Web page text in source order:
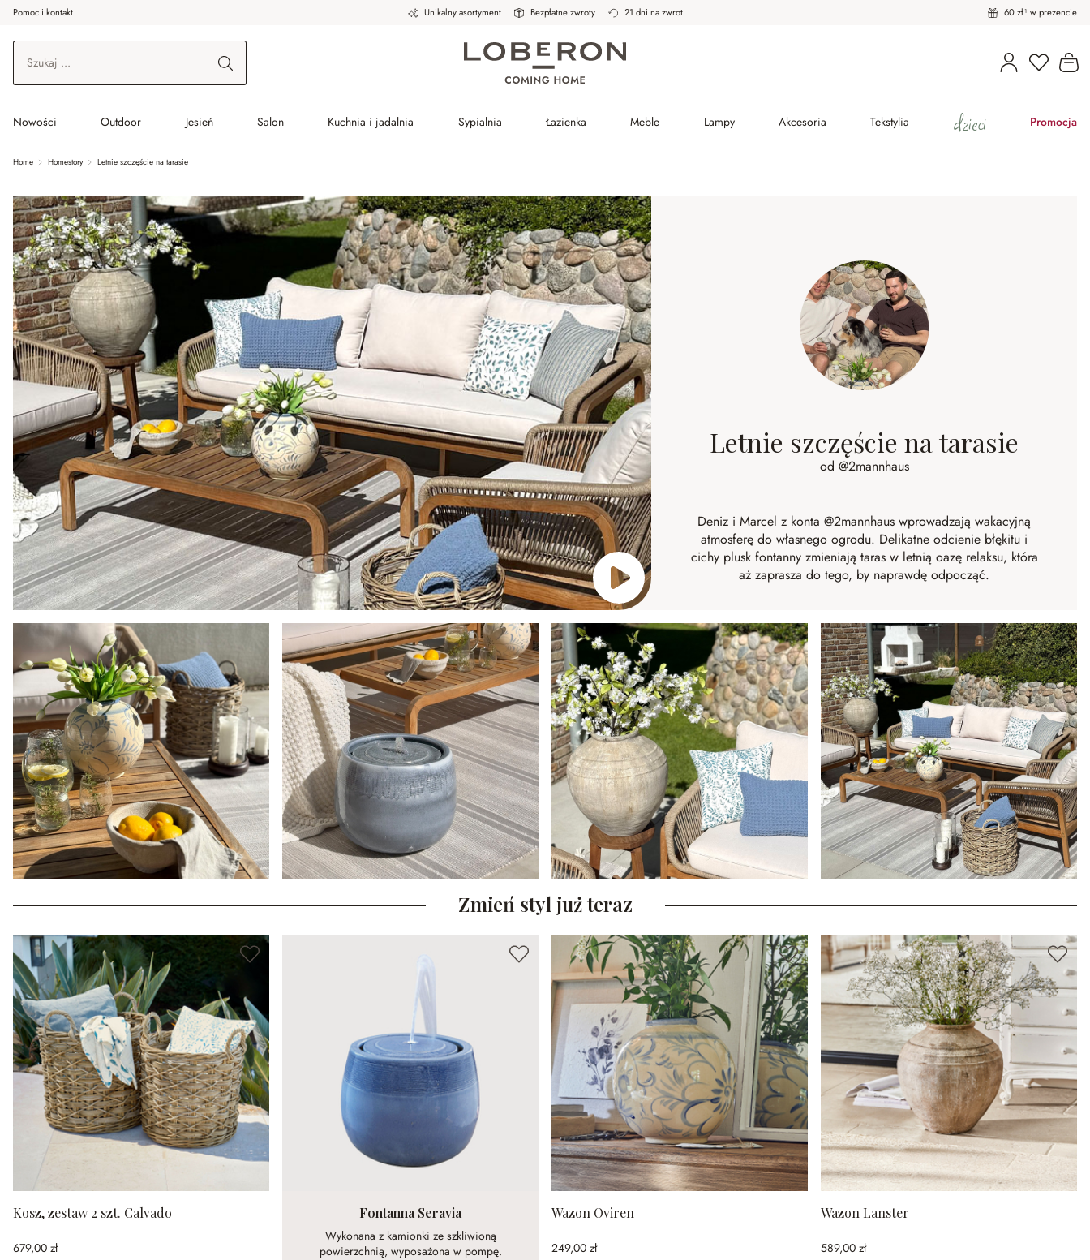
do wątku głównego
Przejdź do wyszukiwania
Przejdź do głównej nawigacji
Pomoc i kontakt Unikalny asortyment Bezpłatne zwroty 21 dni na zwrot 60 zł¹ w prezencie
Masz
Nowości Outdoor Jesień Salon Kuchnia i jadalnia Sypialnia Łazienka Meble Lampy Akcesoria Tekstylia dzieci Promocja
Home Homestory Letnie szczęście na tarasie
Letnie szczęście na tarasie
od @2mannhaus
Deniz i Marcel z konta@2mannhaus wprowadzają wakacyjną
atmosferę do własnego ogrodu. Delikatne odcienie błękitu i
cichy plusk fontanny zmieniają taras w letnią oazę relaksu, która
aż zaprasza do tego, by naprawdę odpocząć.
Zmień styl już teraz
Kosz, zestaw 2 szt. Calvado
679,00 zł
Fontanna Seravia
Wykonana z kamionki ze szkliwioną
powierzchnią, wyposażona w pompę.
Wazon Oviren
249,00 zł
Wazon Lanster
589,00 zł